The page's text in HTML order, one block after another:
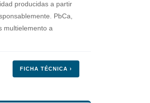
producidas a partir
PbCa,
multielemento a
FICHA TÉCNICA ›